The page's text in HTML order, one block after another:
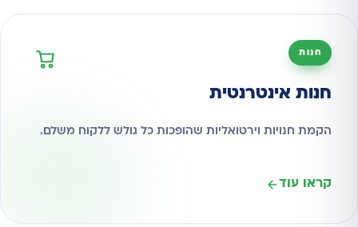
חנות
חנות אינטרנטית
הקמת חנויות וירטואליות שהופכות כל גולש ללקוח משלם.
קראו עוד